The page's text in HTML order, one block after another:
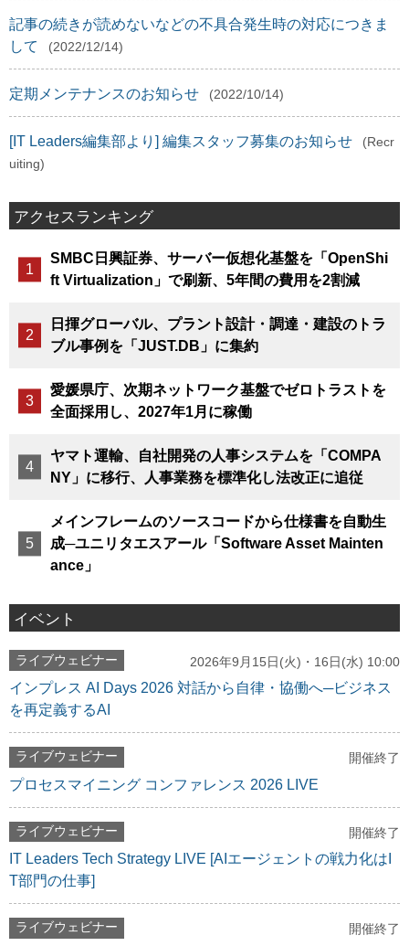
記事の続きが読めないなどの不具合発生時の対応につきま
して
(2022/12/14)
定期メンテナンスのお知らせ (2022/10/14)
[IT Leaders編集部より] 編集スタッフ募集のお知らせ
(Recr
uiting)
アクセスランキング
SMBC日興証券、サーバー仮想化基盤を「OpenShi
ft Virtualization」で刷新、5年間の費用を2割減
日揮グローバル、プラント設計・調達・建設のトラ
ブル事例を「JUST.DB」に集約
愛媛県庁、次期ネットワーク基盤でゼロトラストを
全面採用し、2027年1月に稼働
ヤマト運輸、自社開発の人事システムを「COMPA
NY」に移行、人事業務を標準化し法改正に追従
メインフレームのソースコードから仕様書を自動生
成─ユニリタエスアール「Software Asset Mainten
ance」
イベント
ライブウェビナー 2026年9月15日(火)・16日(水) 10:00
インプレス AI Days 2026 対話から自律・協働へ─ビジネス
を再定義するAI
ライブウェビナー 開催終了
プロセスマイニング コンファレンス 2026 LIVE
ライブウェビナー 開催終了
IT Leaders Tech Strategy LIVE [AIエージェントの戦力化はI
T部門の仕事]
ライブウェビナー 開催終了